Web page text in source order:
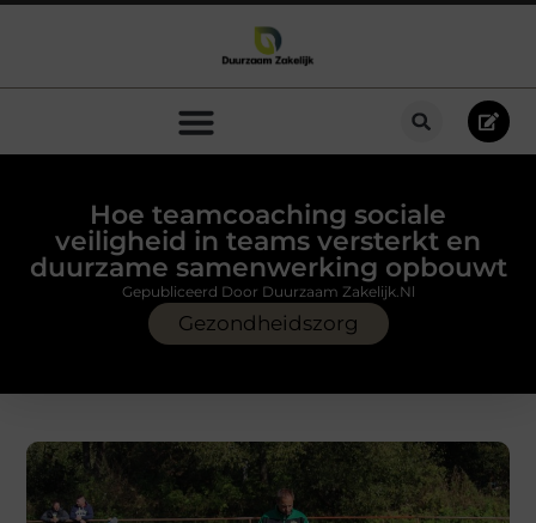
Hoe teamcoaching sociale
veiligheid in teams versterkt en
duurzame samenwerking opbouwt
Gezondheidszorg
Gepubliceerd Door Duurzaam Zakelijk.nl